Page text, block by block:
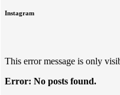
Instagram
This error message is only
Error: No posts found.